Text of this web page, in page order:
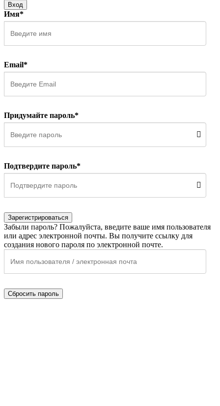
Вход
Имя*
Email*
Придумайте пароль*
Подтвердите пароль*
Зарегистрироваться
Забыли пароль? Пожалуйста, введите ваше имя пользователя
или адрес электронной почты. Вы получите ссылку для
создания нового пароля по электронной почте.
Сбросить пароль